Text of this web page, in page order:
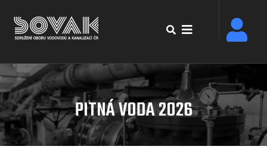
hlavnímu
obsahu
PITNÁ VODA 2026